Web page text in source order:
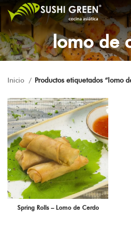
lomo de
Inicio Productos etiquetados “lomo
Spring Rolls – Lomo de Cerdo